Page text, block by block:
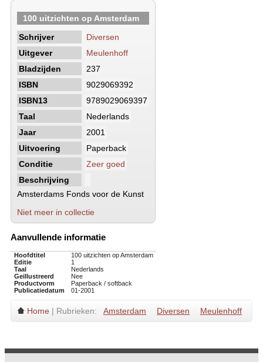
100 uitzichten op Amsterdam
Schrijver
Diversen
Uitgever
Meulenhoff
Bladzijden
237
ISBN
9029069392
ISBN13
9789029069397
Taal
Nederlands
Jaar
2001
Uitvoering
Paperback
Conditie
Zeer goed
Beschrijving
Amsterdams Fonds voor de Kunst
Niet meer in collectie
Aanvullende informatie
Hoofdtitel
100 uitzichten op Amsterdam
Editie
1
Taal
Nederlands
Geillustreerd
Nee
Productvorm
Paperback / softback
Publicatiedatum
01-2001
Home | Rubrieken: Amsterdam Diversen Meulenhoff